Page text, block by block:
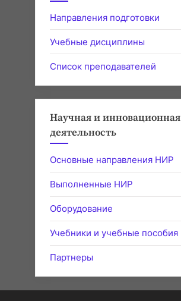
Направления подготовки
Учебные дисциплины
Список преподавателей
Научная и инновационная
деятельность
Основные направления НИР
Выполненные НИР
Оборудование
Учебники и учебные пособия
Партнеры